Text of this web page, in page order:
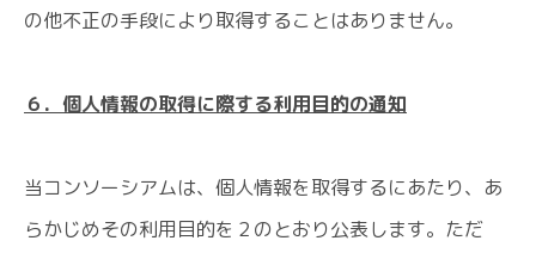
の他不正の手段により取得することはありません。
６．個人情報の取得に際する利用目的の通知
当コンソーシアムは、個人情報を取得するにあたり、あ
らかじめその利用目的を２のとおり公表します。ただ